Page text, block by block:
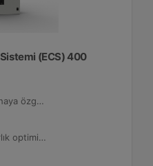
(ECS) 400
Cat ECS 400, ilgili sahaya özgü varlık gereksinimlerini karşılayacak şekilde yapılandırılabildiği çeşitli mikro şebekelerde kullanılmaktadır.
İzleme/kontrol ve varlık optimizasyonu, 32 adede kadar Dağıtılmış Enerji Kaynağı (DER) ile yapılandırılabilir.